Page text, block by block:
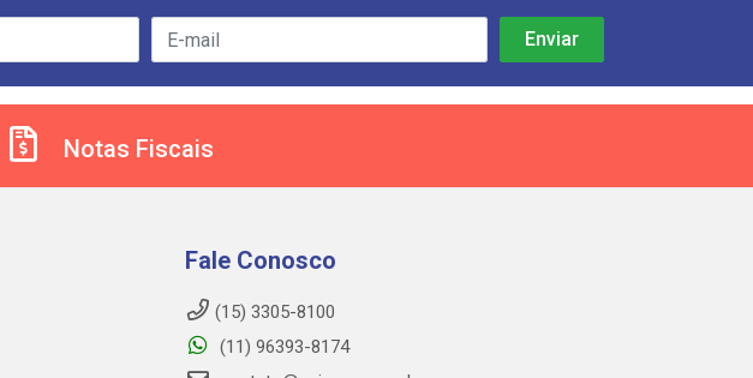
Notas Fiscais
Fale Conosco
(15) 3305-8100
(11) 96393-8174